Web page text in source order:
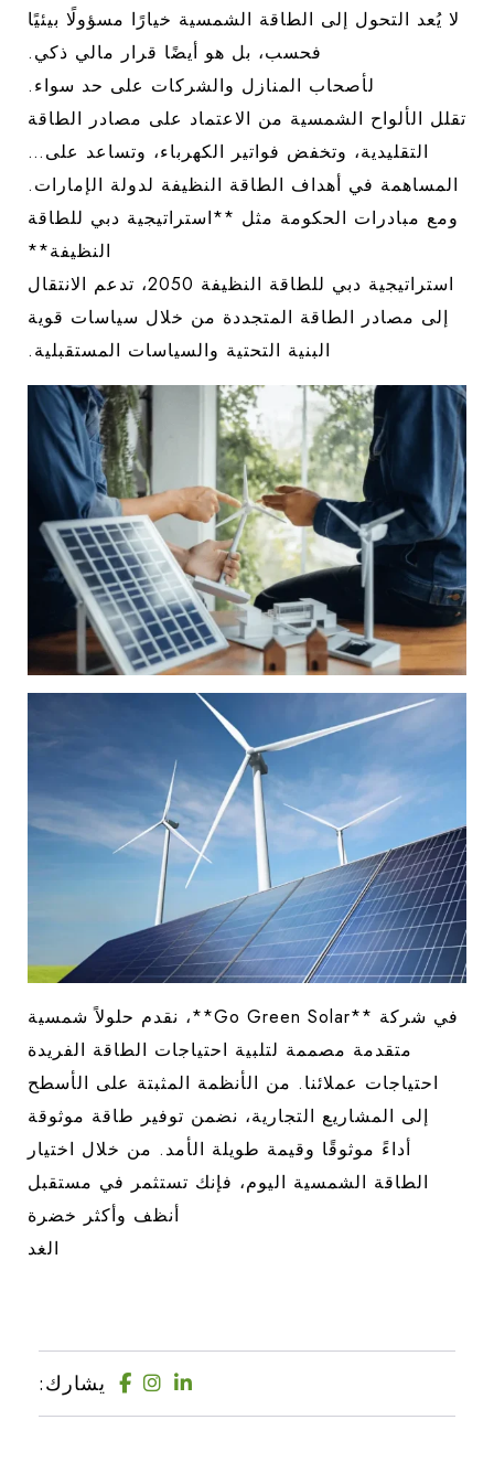
لا يُعد التحول إلى الطاقة الشمسية خيارًا مسؤولًا بيئيًا
فحسب، بل هو أيضًا قرار مالي ذكي.
لأصحاب المنازل والشركات على حد سواء.
تقلل الألواح الشمسية من الاعتماد على مصادر الطاقة
التقليدية، وتخفض فواتير الكهرباء، وتساعد على…
المساهمة في أهداف الطاقة النظيفة لدولة الإمارات.
ومع مبادرات الحكومة مثل **استراتيجية دبي للطاقة
النظيفة**
استراتيجية دبي للطاقة النظيفة 2050، تدعم الانتقال
إلى مصادر الطاقة المتجددة من خلال سياسات قوية
البنية التحتية والسياسات المستقبلية.
في شركة **Go Green Solar**، نقدم حلولاً شمسية
متقدمة مصممة لتلبية احتياجات الطاقة الفريدة
احتياجات عملائنا. من الأنظمة المثبتة على الأسطح
إلى المشاريع التجارية، نضمن توفير طاقة موثوقة
أداءً موثوقًا وقيمة طويلة الأمد. من خلال اختيار
الطاقة الشمسية اليوم، فإنك تستثمر في مستقبل
أنظف وأكثر خضرة
الغد
يشارك: